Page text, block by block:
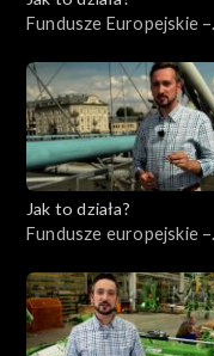
Fundusze Europejskie –
Jak to działa?
Fundusze europejskie –